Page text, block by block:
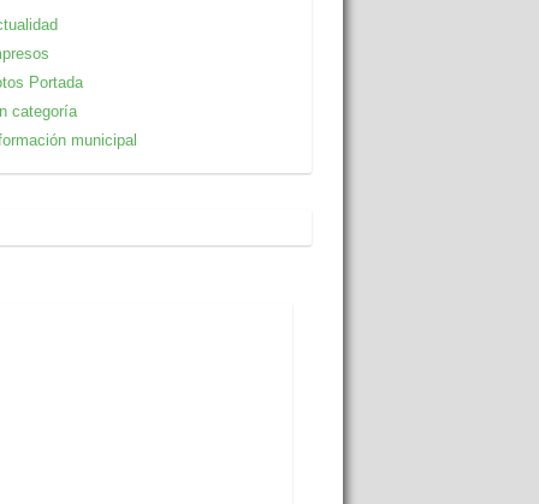
Portada
categoría
municipal